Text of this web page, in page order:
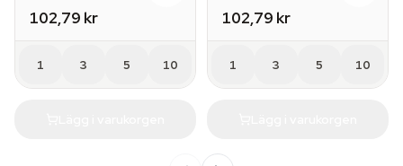
102,79 kr
1 3 5 10
102,79 kr
1 3 5 10